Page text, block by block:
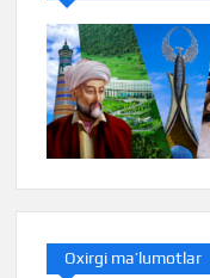
Oxirgi ma’lumotlar